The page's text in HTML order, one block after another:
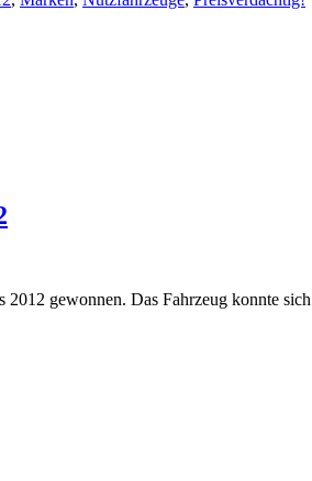
gewonnen. Das Fahrzeug konnte